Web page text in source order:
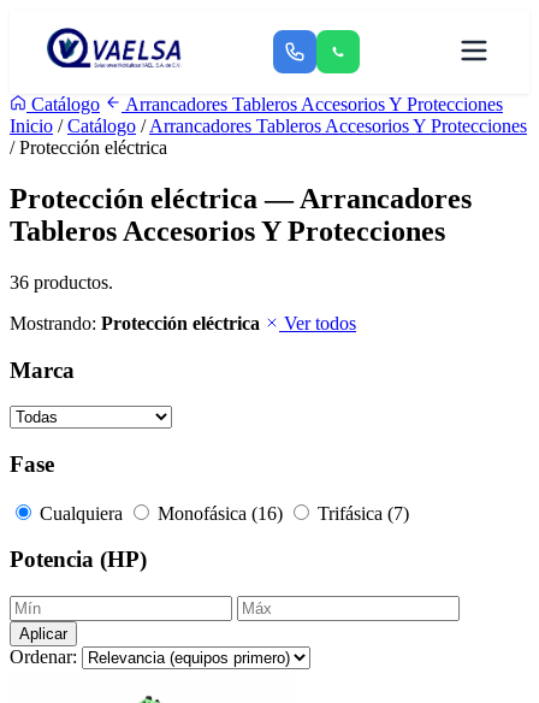
Catálogo
Arrancadores Tableros Accesorios Y Protecciones
Inicio /Catálogo /Arrancadores Tableros Accesorios Y Protecciones
/ Protección eléctrica
Protección eléctrica — Arrancadores
Tableros Accesorios Y Protecciones
36 productos.
Mostrando: Protección eléctrica Ver todos
Marca
Fase
Cualquiera Monofásica (16) Trifásica (7)
Potencia (HP)
Aplicar
Ordenar: